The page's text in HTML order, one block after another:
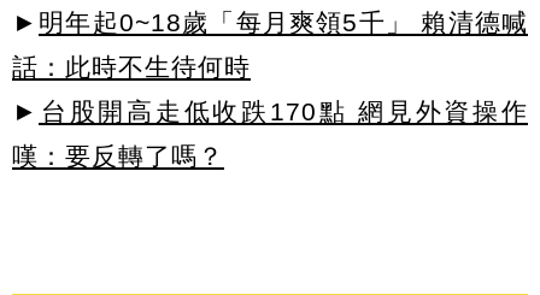
► 明年起0~18歲「每月爽領5千」 賴清德喊
話：此時不生待何時
► 台股開高走低收跌170點 網見外資操作
嘆：要反轉了嗎？